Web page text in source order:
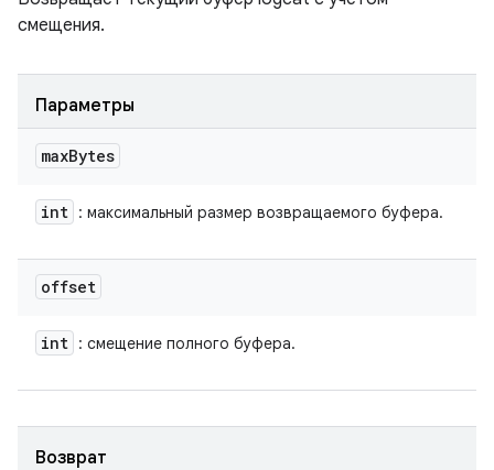
смещения.
Параметры
maxBytes
int : максимальный размер возвращаемого буфера.
offset
int : смещение полного буфера.
Возврат